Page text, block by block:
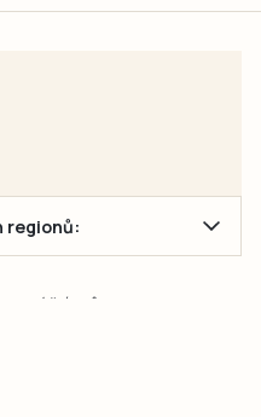
regionů:
článků, je bez souhlasu